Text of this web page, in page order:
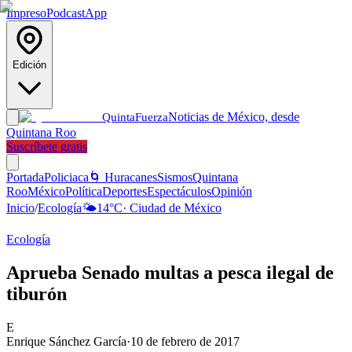
ImpresoPodcastApp
Edición
QuintaFuerzaNoticias de México, desde
Quintana Roo
Suscríbete gratis
PortadaPoliciaca 🌀 HuracanesSismosQuintana
RooMéxicoPolíticaDeportesEspectáculosOpinión
Inicio/Ecología🌤️14°C· Ciudad de México
Ecología
Aprueba Senado multas a pesca ilegal de
tiburón
E
Enrique Sánchez García·10 de febrero de 2017